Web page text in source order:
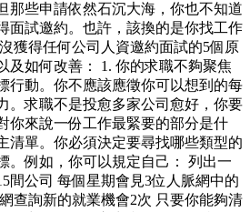
那些申請依然石沉大海，你也不知道
面試邀約。也許，該換的是你找工作
獲得任何公司人資邀約面試的5個原
及如何改善： 1. 你的求職不夠聚焦
行動。你不應該應徵你可以想到的每
。求職不是投愈多家公司愈好，你要
你來說一份工作最緊要的部分是什
清單。你必須決定要尋找哪些類型的
。例如，你可以規定自己： 列出一
間公司 每個星期會見3位人脈網中的
查詢新的就業機會2次 只要你能夠清